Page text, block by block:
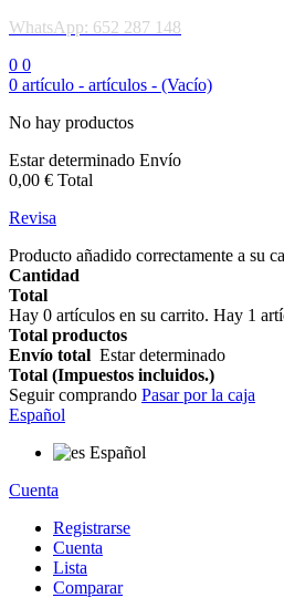
WhatsApp: 652 287 148
0 0
0 artículo - artículos - (Vacío)
No hay productos
Estar determinado Envío
0,00 € Total
Revisa
Producto añadido correctamente a su
Cantidad
Total
Hay 0 artículos en su carrito. Hay 1
Total productos
Envío total Estar determinado
Total (Impuestos incluidos.)
Seguir comprando Pasar por la caja
Español
Español
Cuenta
Registrarse
Cuenta
Lista
Comparar